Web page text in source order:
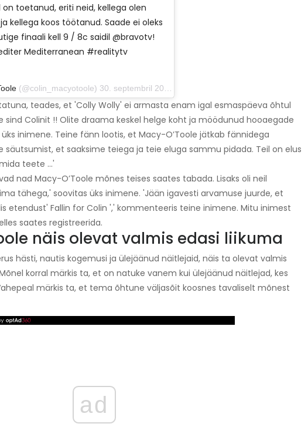
toetanud, eriti neid, kellega olen
kellega koos töötanud. Saade ei oleks
finaali kell 9 / 8c saidil @bravotv!
Mediterranean #realitytv
(@colin_macyotoole) 30. septembril 2019 kell 11:25 PDT
teades, et 'Colly Wolly' ei armasta enam igal esmaspäeva õhtul
sind Colinit !! Olite draama keskel helge koht ja möödunud hooaegade
inimene. Teine fänn lootis, et Macy-O’Toole jätkab fännidega
säutsumist, et saaksime teiega ja teie eluga sammu pidada. Teil on elus
teete ...'
nad Macy-O’Toole mõnes teises saates tabada. Lisaks oli neil
tähega,' soovitas üks inimene. 'Jään igavesti arvamuse juurde, et
etendust' Fallin for Colin ',' kommenteeris teine ​​inimene. Mitu inimest
saates registreerida.
näis olevat valmis edasi liikuma
hästi, nautis kogemusi ja ülejäänud näitlejaid, näis ta olevat valmis
korral märkis ta, et on natuke vanem kui ülejäänud näitlejad, kes
märkis ta, et tema õhtune väljasõit koosnes tavaliselt mõnest
ad